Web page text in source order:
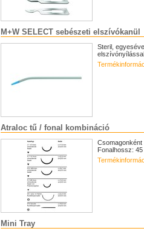
M+W SELECT sebészeti elszívókanül
Steril,
Atraloc tű / fonal kombináció
Csomagonként
Fonalhossz:
Mini Tray